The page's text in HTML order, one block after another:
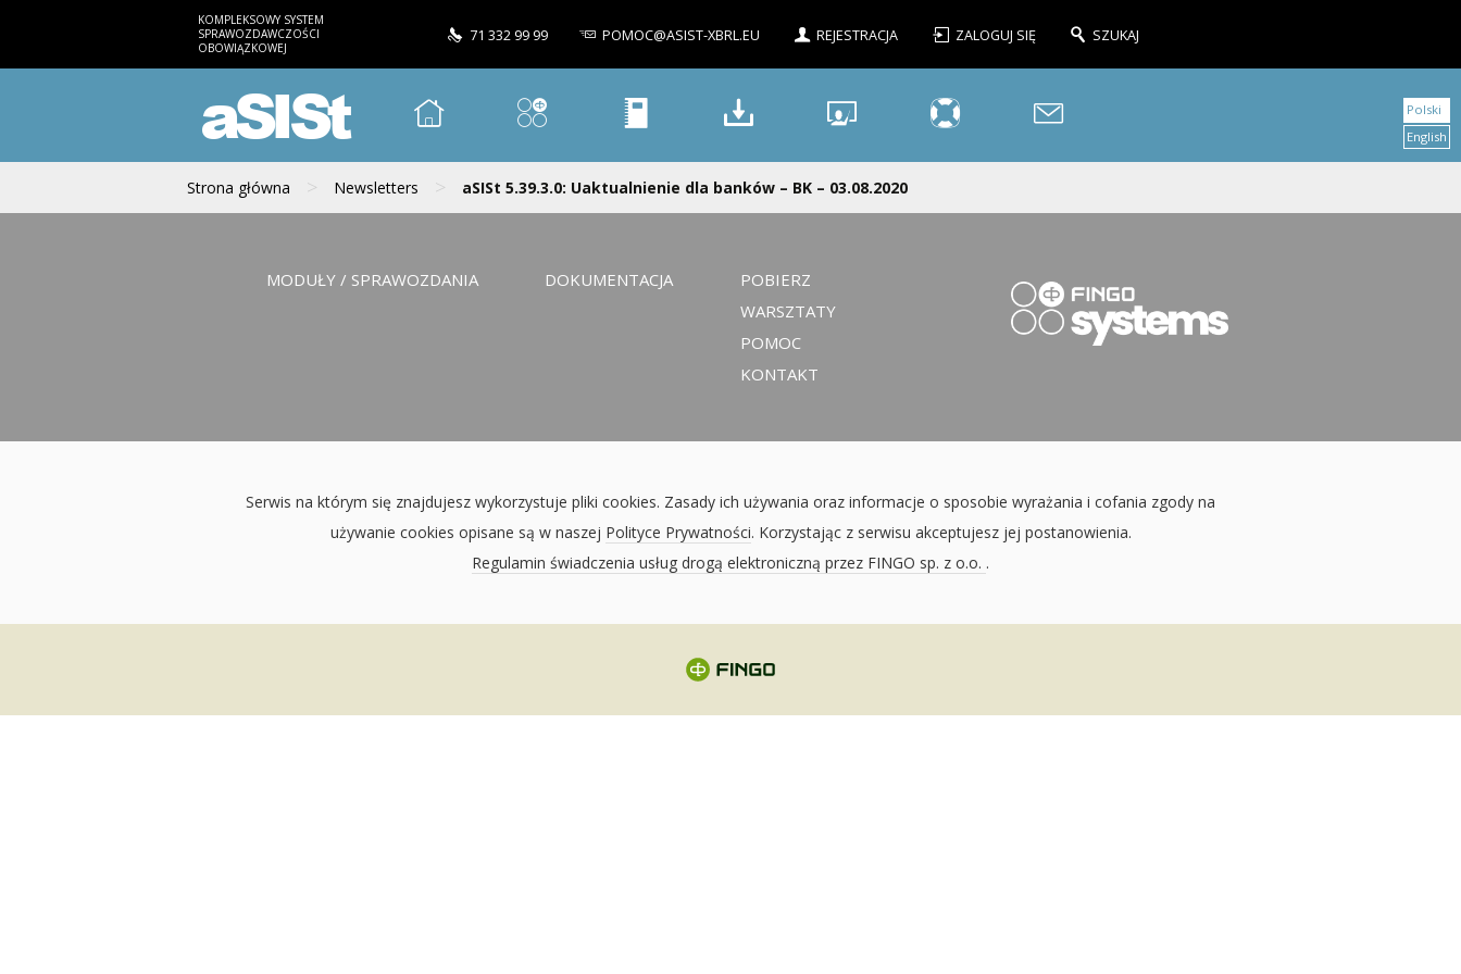
KOMPLEKSOWY SYSTEM
SPRAWOZDAWCZOŚCI
OBOWIĄZKOWEJ
71 332 99 99 POMOC@ASIST-XBRL.EU REJESTRACJA ZALOGUJ SIĘ SZUKAJ
aSISt
Strona główna > Newsletters > aSISt 5.39.3.0: Uaktualnienie dla banków – BK – 03.08.2020
Polski
English
MODUŁY / SPRAWOZDANIA DOKUMENTACJA
POBIERZ
WARSZTATY
POMOC
KONTAKT
Serwis na którym się znajdujesz wykorzystuje pliki cookies. Zasady ich używania oraz informacje o sposobie wyrażania i cofania zgody na
używanie cookies opisane są w naszej Polityce Prywatności. Korzystając z serwisu akceptujesz jej postanowienia.
Regulamin świadczenia usług drogą elektroniczną przez FINGO sp. z o.o. .